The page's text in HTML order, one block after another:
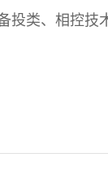
投类、相控